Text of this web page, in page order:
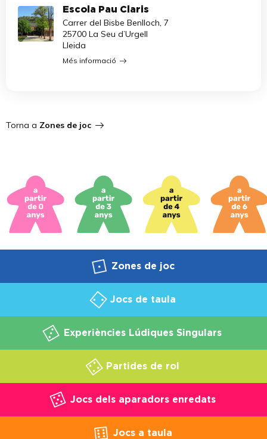
Escola Pau Claris
Carrer del Bisbe Benlloch, 7
25700 La Seu d’Urgell
Lleida
Més informació
Torna a Zones de joc
Zones de joc
Jocs de taula
Experiències Lúdiques Singulars
Partides de rol
Jocs dels aparadors enredats
Jocs a taula